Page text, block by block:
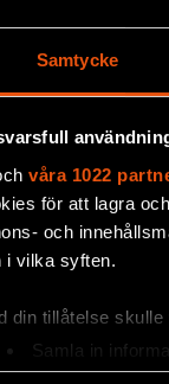
Samtycke
våra 1022
för att lagra
och
i vilka syften.
din tillåtelse skulle
Samla in
Identifiera din